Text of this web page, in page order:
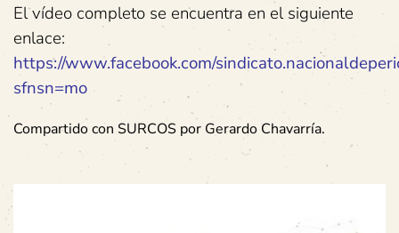
El vídeo completo se encuentra en el siguiente
enlace:
https://www.facebook.com/
sfnsn=mo
Compartido con SURCOS por Gerardo Chavarría.